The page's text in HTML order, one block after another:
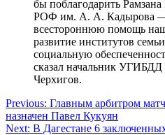
бы поблагодарить
РОФ им. А. А. Кадырова —
всестороннюю помощь
развитие институтов
социальную
сказал начальник
Черхигов.
Навигация
по
Previous: Главным арбитром
назначен Павел Кукуян
Next: В Дагестане 6